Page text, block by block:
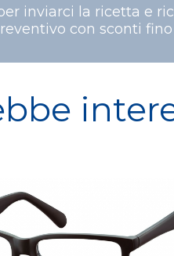
inviarci la ricetta e
con sconti fino